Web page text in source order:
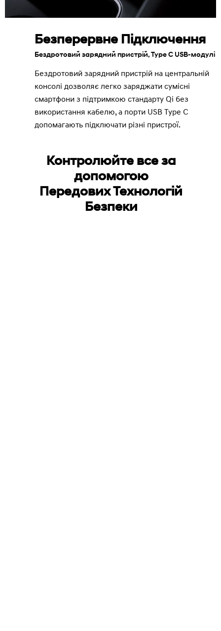
Безперервне Підключення
Бездротовий зарядний пристрій, Type C USB-модулі
Бездротовий зарядний пристрій на центральній
консолі дозволяє легко заряджати сумісні
смартфони з підтримкою стандарту Qi без
використання кабелю, а порти USB Type C
допомагають підключати різні пристрої.
Контролюйте все за
допомогою
Передових Технологій
Безпеки